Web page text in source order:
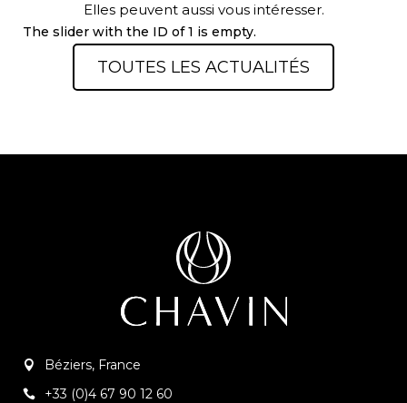
Elles peuvent aussi vous intéresser.
The slider with the ID of 1 is empty.
TOUTES LES ACTUALITÉS
Béziers, France
+33 (0)4 67 90 12 60